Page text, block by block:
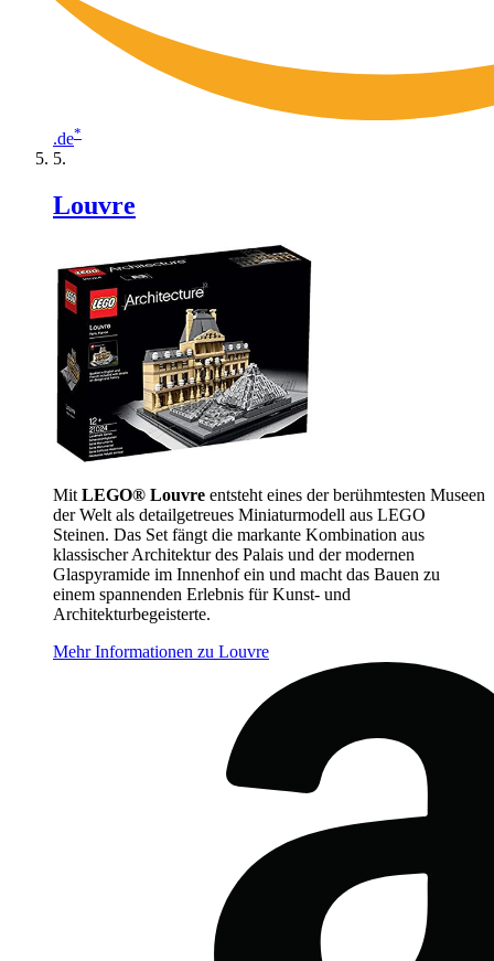
.de*
Louvre
Mit LEGO® Louvre entsteht eines der berühmtesten Museen
der Welt als detailgetreues Miniaturmodell aus LEGO
Steinen. Das Set fängt die markante Kombination aus
klassischer Architektur des Palais und der modernen
Glaspyramide im Innenhof ein und macht das Bauen zu
einem spannenden Erlebnis für Kunst- und
Architekturbegeisterte.
Mehr Informationen zu Louvre